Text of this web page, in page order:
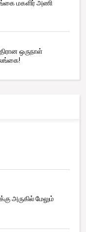
மகளிர் அணி
ஒருநாள்
அருகில் மேலும்